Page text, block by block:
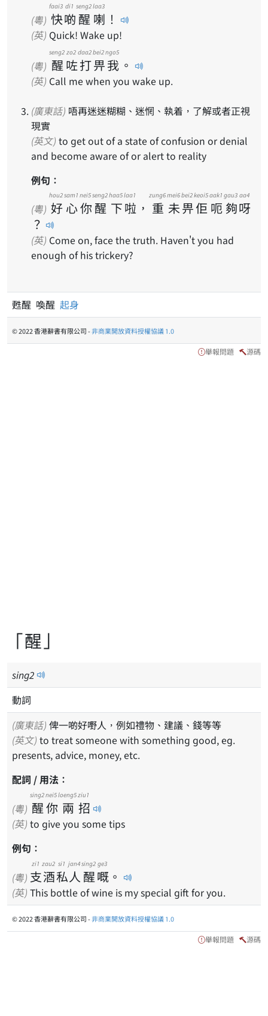
(粵) 快
faai3
啲
di1
醒
seng2
喇
laa3
！
(英) Quick! Wake up!
(粵) 醒
seng2
咗
zo2
打
daa2
畀
bei2
我
ngo5
。
(英) Call me when you wake up.
(廣東話)
現實
(英文)
and become aware of or alert to reality
例句：
(粵) 好
hou2
心
sam1
你
nei5
醒
seng2
下
haa5
啦
laa1
， 重
zung6
未
mei6
畀
bei2
佢
keoi5
呃
aak1
夠
gau3
呀
aa4
？
(英) Come on, face the truth. Haven't you had
enough of his trickery?
甦醒 喚醒 起身
© 2022 香港辭書有限公司 -非商業開放資料授權協議 1.0
舉報問題 源碼
「醒」
sing2
動詞
(廣東話) 俾一啲好嘢人，例如禮物、建議、錢等等
(英文)
presents, advice, money, etc.
配詞 / 用法：
(粵) 醒
sing2
你
nei5
兩
loeng5
招
ziu1
(英) to give you some tips
例句：
(粵) 支
zi1
酒
zau2
私
si1
人
jan4
醒
sing2
嘅
ge3
。
(英) This bottle of wine is my special gift for you.
© 2022 香港辭書有限公司 -非商業開放資料授權協議 1.0
舉報問題 源碼